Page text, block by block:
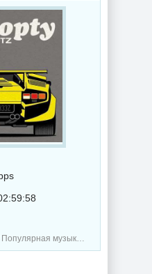
/ Рэп - хип хоп музыка / Музыка VA